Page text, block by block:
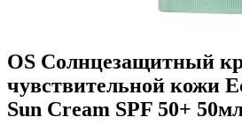
OS Солнцезащитный
чувствительной кожи
Sun Cream SPF 50+